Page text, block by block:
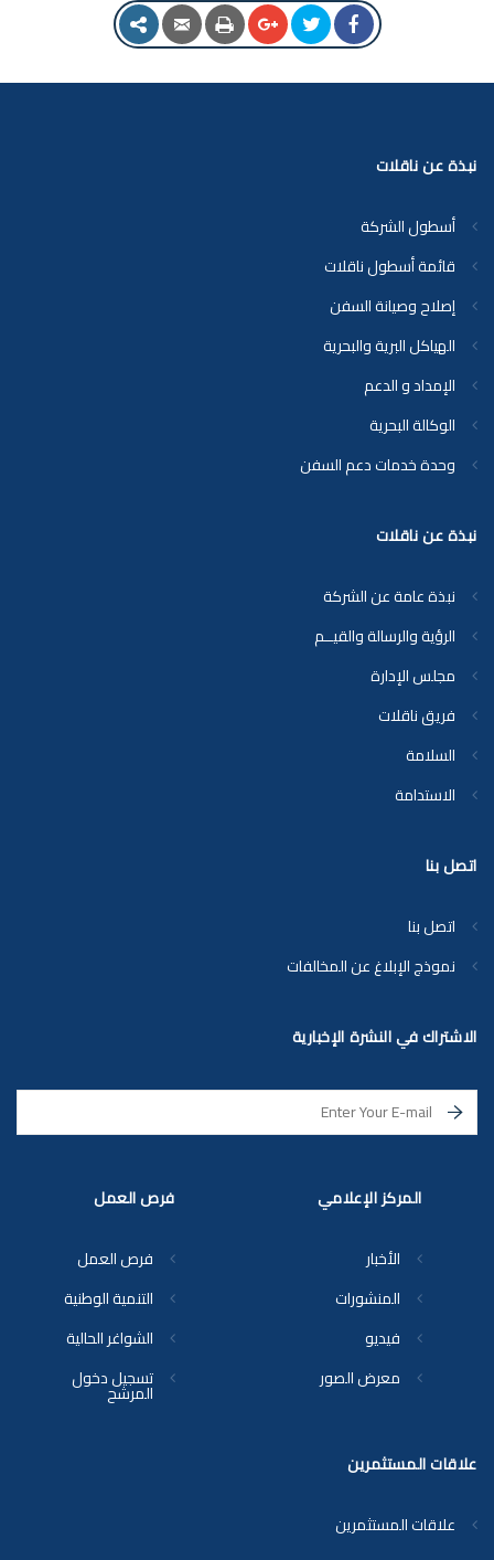
اتصل بنا
اتصل بنا
نموذج الإبلاغ عن المخالفات
الاشتراك في النشرة الإخبارية
فرص العمل
فرص العمل
التنمية الوطنية
الشواغر الحالية
تسجيل دخول
المرشح
المركز الإعلامي
الأخبار
المنشورات
فيديو
معرض الصور
علاقات المستثمرين
علاقات المستثمرين
نبذة عن ناقلات
أسطول الشركة
قائمة أسطول ناقلات
إصلاح وصيانة السفن
الهياكل البرية والبحرية
الإمداد و الدعم
الوكالة البحرية
وحدة خدمات دعم السفن
نبذة عن ناقلات
نبذة عامة عن الشركة
الرؤية والرسالة والقيــم
مجلس الإدارة
فريق ناقلات
السلامة
الاستدامة